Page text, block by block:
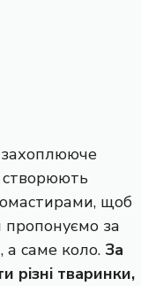
створюють
щоб
за
а саме коло. За
тваринки,